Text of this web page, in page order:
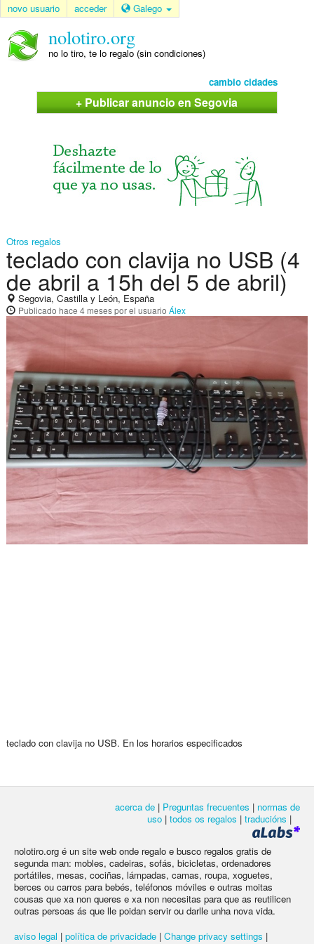
novo usuario acceder Galego
nolotiro.org
no lo tiro, te lo regalo (sin condiciones)
cambio cidades
+ Publicar anuncio en Segovia
Otros regalos
teclado con clavija no USB (4
de abril a 15h del 5 de abril)
Segovia, Castilla y León, España
Publicado hace 4 mesespor el usuario Álex
teclado con clavija no USB. En los horarios especificados
acerca de | Preguntas frecuentes | normas de
uso | todos os regalos | traducións |
nolotiro.org é un site web onde regalo e busco regalos gratis de
segunda man: mobles, cadeiras, sofás, bicicletas, ordenadores
portátiles, mesas, cociñas, lámpadas, camas, roupa, xoguetes,
berces ou carros para bebés, teléfonos móviles e outras moitas
cousas que xa non queres e xa non necesitas para que as reutilicen
outras persoas ás que lle poidan servir ou darlle unha nova vida.
aviso legal | política de privacidade | Change privacy settings |